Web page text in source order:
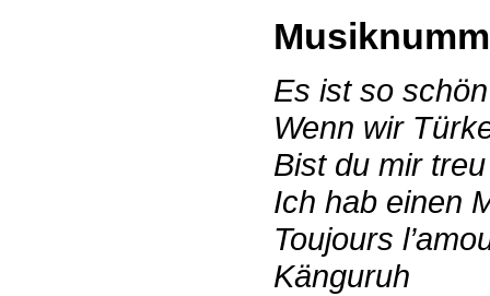
Es ist so
Wenn wir
Bist du mir treu
Ich hab einen
Toujours
Känguruh